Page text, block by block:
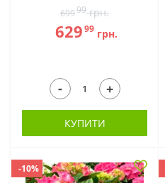
69999грн.
62999 грн.
- +
КУПИТИ
-10%